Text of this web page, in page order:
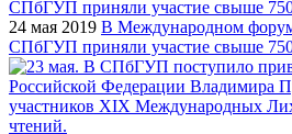
24 мая 2019 В Международном
СПбГУП приняли участие свыше